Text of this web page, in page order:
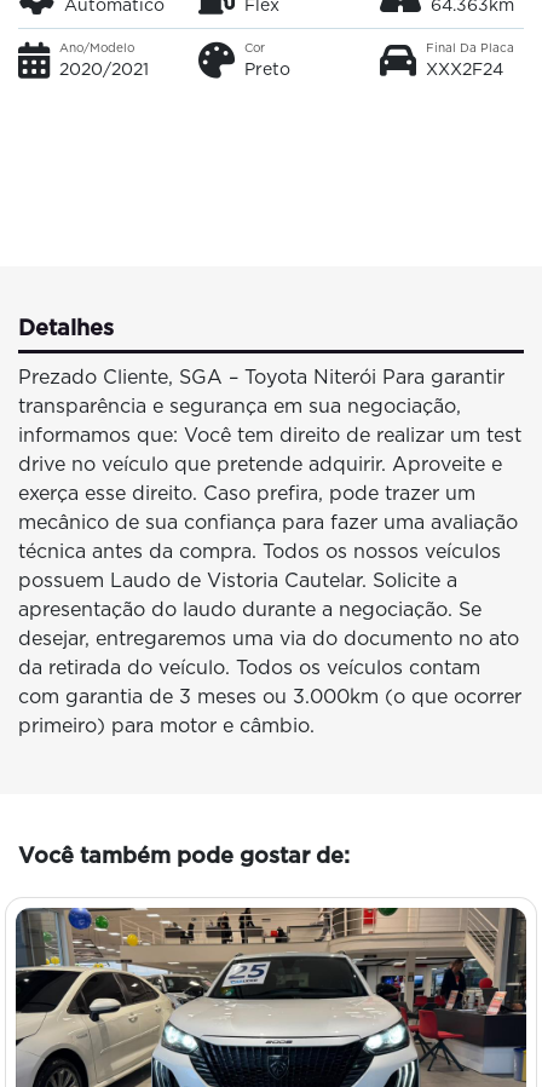
Automatico Flex 64.363km
Ano/Modelo
2020/2021
Cor
Preto
Final Da Placa
XXX2F24
Detalhes
Prezado Cliente, SGA – Toyota Niterói Para garantir
transparência e segurança em sua negociação,
informamos que: Você tem direito de realizar um test
drive no veículo que pretende adquirir. Aproveite e
exerça esse direito. Caso prefira, pode trazer um
mecânico de sua confiança para fazer uma avaliação
técnica antes da compra. Todos os nossos veículos
possuem Laudo de Vistoria Cautelar. Solicite a
apresentação do laudo durante a negociação. Se
desejar, entregaremos uma via do documento no ato
da retirada do veículo. Todos os veículos contam
com garantia de 3 meses ou 3.000km (o que ocorrer
primeiro) para motor e câmbio.
Você também pode gostar de: